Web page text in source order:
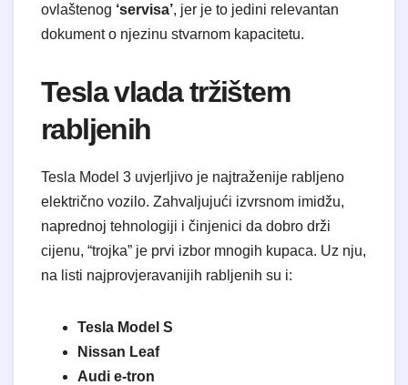
ovlaštenog ‘servisa’, jer je to jedini relevantan
dokument o njezinu stvarnom kapacitetu.
​Tesla vlada tržištem
rabljenih
​Tesla Model 3 uvjerljivo je najtraženije rabljeno
električno vozilo. Zahvaljujući izvrsnom imidžu,
naprednoj tehnologiji i činjenici da dobro drži
cijenu, “trojka” je prvi izbor mnogih kupaca. Uz nju,
na listi najprovjeravanijih rabljenih su i:
Tesla Model S
Nissan Leaf
Audi e-tron